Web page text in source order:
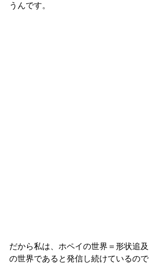
うんです。
だから私は、ホペイの世界＝形状追及
の世界であると発信し続けているので